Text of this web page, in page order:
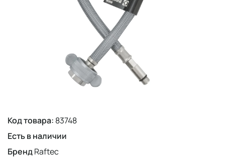
Код товара: 83748
Есть в наличии
БрендRaftec